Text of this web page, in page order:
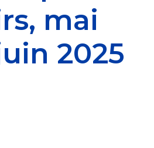
mai
2025